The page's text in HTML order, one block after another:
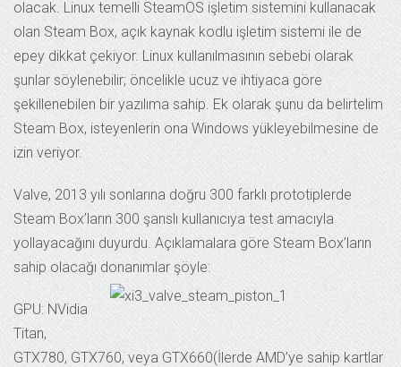
olacak. Linux temelli SteamOS işletim sistemini kullanacak
olan Steam Box, açık kaynak kodlu işletim sistemi ile de
epey dikkat çekiyor. Linux kullanılmasının sebebi olarak
şunlar söylenebilir; öncelikle ucuz ve ihtiyaca göre
şekillenebilen bir yazılıma sahip. Ek olarak şunu da belirtelim
Steam Box, isteyenlerin ona Windows yükleyebilmesine de
izin veriyor.
Valve, 2013 yılı sonlarına doğru 300 farklı prototiplerde
Steam Box’ların 300 şanslı kullanıcıya test amacıyla
yollayacağını duyurdu. Açıklamalara göre Steam Box’ların
sahip olacağı donanımlar şöyle:
GPU: NVidia
Titan,
GTX780, GTX760, veya GTX660(İlerde AMD’ye sahip kartlar